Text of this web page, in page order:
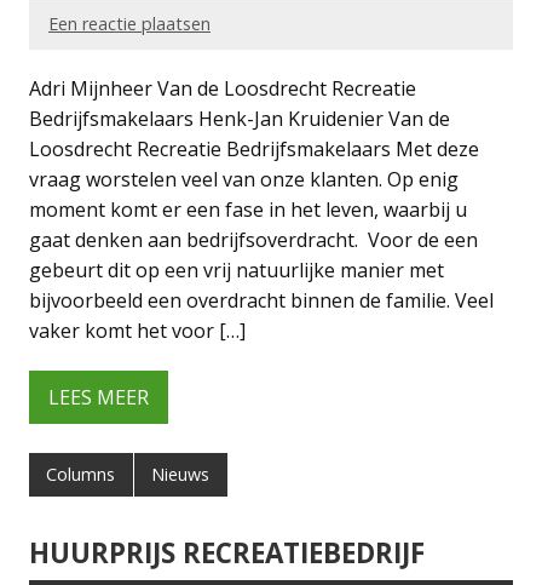
Een reactie plaatsen
Adri Mijnheer Van de Loosdrecht Recreatie
Bedrijfsmakelaars Henk-Jan Kruidenier Van de
Loosdrecht Recreatie Bedrijfsmakelaars Met deze
vraag worstelen veel van onze klanten. Op enig
moment komt er een fase in het leven, waarbij u
gaat denken aan bedrijfsoverdracht. Voor de een
gebeurt dit op een vrij natuurlijke manier met
bijvoorbeeld een overdracht binnen de familie. Veel
vaker komt het voor […]
LEES MEER
Columns Nieuws
HUURPRIJS RECREATIEBEDRIJF